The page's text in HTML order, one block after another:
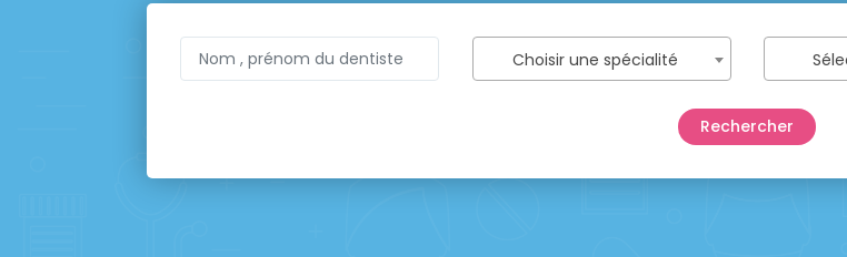
Choisir une spécialité